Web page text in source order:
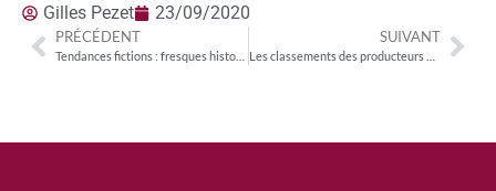
Gilles Pezet 23/09/2020
PRÉCÉDENT SUIVANT